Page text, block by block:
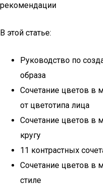
рекомендации
В этой статье:
Руководство по
образа
Сочетание цветов в
от цветотипа лица
Сочетание цветов в
кругу
11 контрастных
Сочетание цветов в
стиле